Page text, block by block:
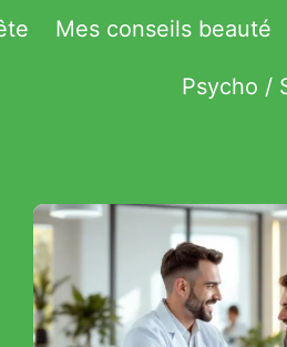
Mes conseils beauté
Psycho /